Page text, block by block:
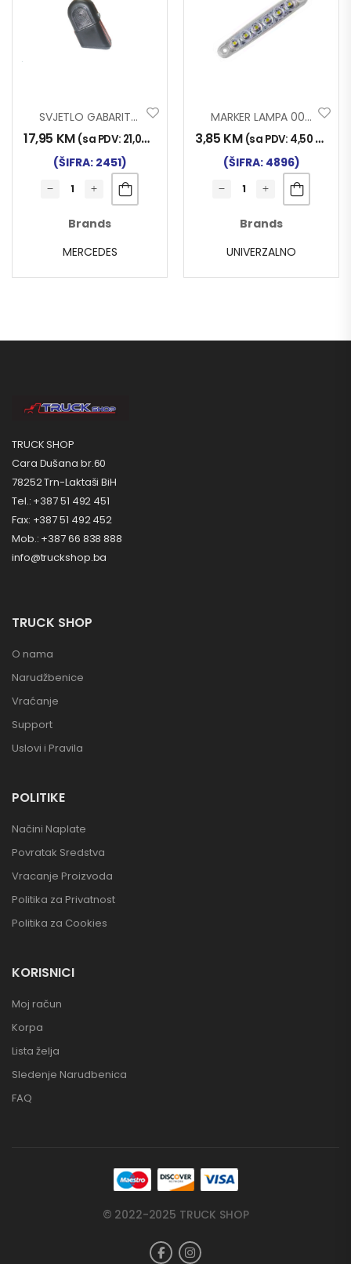
SVJETLO GABARITNO DES.
17,95 KM (sa PDV: 21,00
(ŠIFRA: 2451)
Brands
MERCEDES
MARKER LAMPA 0051 6 LED BIJELA NT
3,85 KM (sa PDV: 4,50 KM
(ŠIFRA: 4896)
Brands
UNIVERZALNO
TRUCK SHOP
Cara Dušana br.60
78252 Trn-Laktaši BiH
Tel.: +387 51 492 451
Fax: +387 51 492 452
Mob.: +387 66 838 888
info@truckshop.ba
TRUCK SHOP
O nama
Narudžbenice
Vraćanje
Support
Uslovi i Pravila
POLITIKE
Načini Naplate
Povratak Sredstva
Vracanje Proizvoda
Politika za Privatnost
Politika za Cookies
KORISNICI
Moj račun
Korpa
Lista želja
Sledenje Narudbenica
FAQ
© 2022-2025 TRUCK SHOP